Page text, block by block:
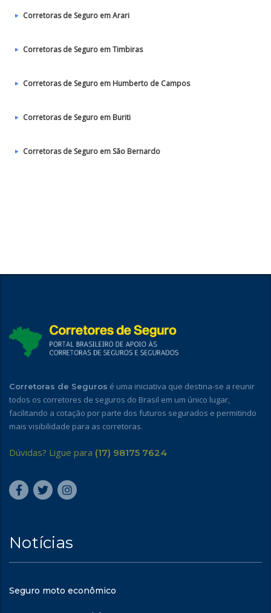
Corretoras de Seguro em Arari
Corretoras de Seguro em Timbiras
Corretoras de Seguro em Humberto de Campos
Corretoras de Seguro em Buriti
Corretoras de Seguro em São Bernardo
Corretoras de Seguros é uma iniciativa que destina-se a reunir
todos os corretores de seguros do Brasil em um único lugar,
facilitando a cotação por parte dos futuros segurados e permitindo
mais visibilidade para as corretoras.
Dúvidas? Ligue para (17) 98175 7624
Notícias
Seguro moto econômico